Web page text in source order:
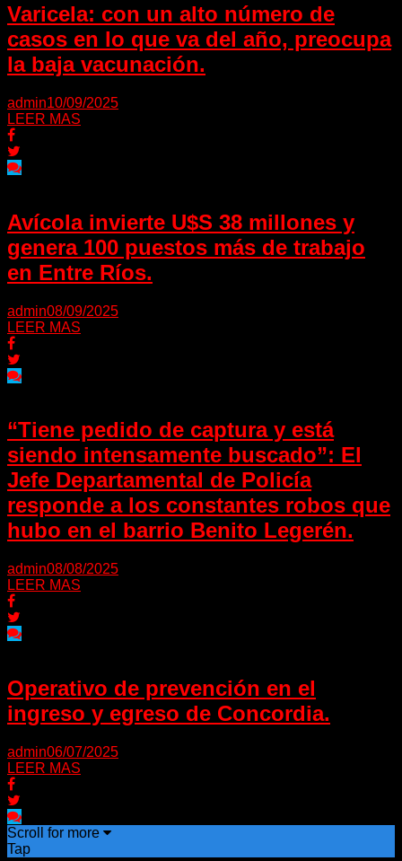
Varicela: con un alto número de
casos en lo que va del año, preocupa
la baja vacunación.
admin10/09/2025
LEER MAS
Avícola invierte U$S 38 millones y
genera 100 puestos más de trabajo
en Entre Ríos.
admin08/09/2025
LEER MAS
“Tiene pedido de captura y está
siendo intensamente buscado”: El
Jefe Departamental de Policía
responde a los constantes robos que
hubo en el barrio Benito Legerén.
admin08/08/2025
LEER MAS
Operativo de prevención en el
ingreso y egreso de Concordia.
admin06/07/2025
LEER MAS
Scroll for more
Tap